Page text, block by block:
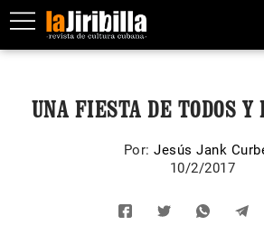
UNA FIESTA DE TODOS Y
Por:Jesús Jank
10/2/2017